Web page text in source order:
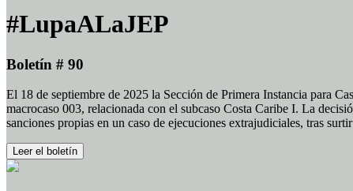
#LupaALaJEP
Boletín # 90
El 18 de septiembre de 2025 la Sección de Primera Instancia para
macrocaso 003, relacionada con el subcaso Costa Caribe I. La
sanciones propias en un caso de ejecuciones extrajudiciales, tras
Leer el boletín